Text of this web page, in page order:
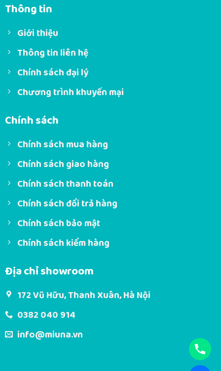
Thông tin
Giới thiệu
Thông tin liên hệ
Chính sách đại lý
Chương trình khuyến mại
Chính sách
Chính sách mua hàng
Chính sách giao hàng
Chính sách thanh toán
Chính sách đổi trả hàng
Chính sách bảo mật
Chính sách kiểm hàng
Địa chỉ showroom
172 Vũ Hữu, Thanh Xuân, Hà Nội
0382 040 914
info@miuna.vn